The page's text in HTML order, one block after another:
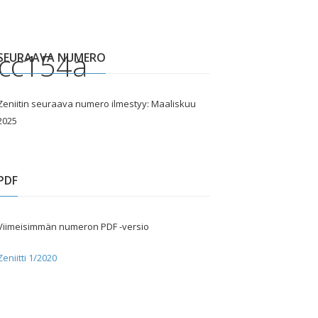
NUMERO
seuraava numero ilmestyy: Maaliskuu
numeron PDF -versio
1/2020